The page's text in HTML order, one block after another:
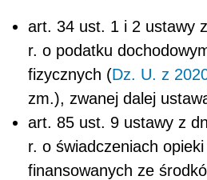
art. 34 ust. 1 i 2 ustawy
r. o podatku
fizycznych (Dz. U. z
zm.), zwanej dalej
art. 85 ust. 9 ustawy z
r. o świadczeniach
finansowanych ze